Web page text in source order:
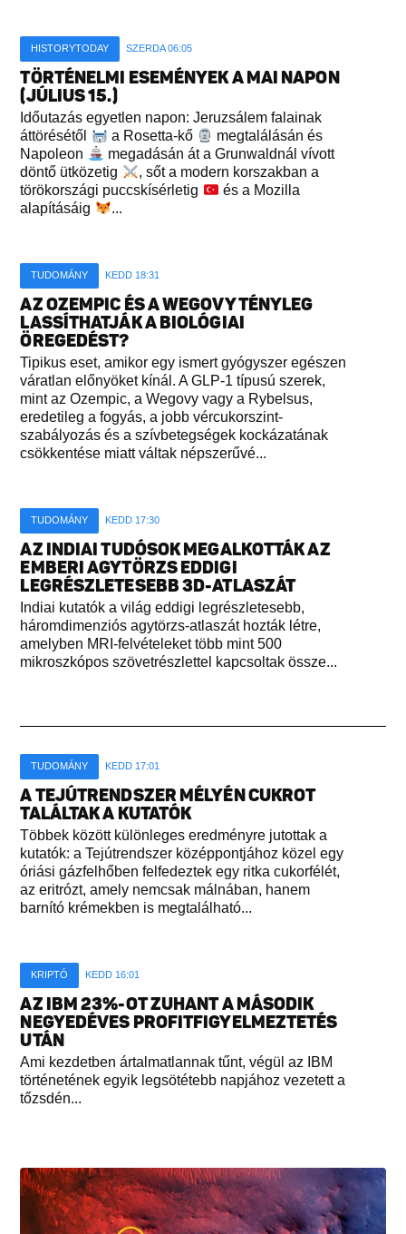
HISTORYTODAY SZERDA 06:05
TÖRTÉNELMI ESEMÉNYEK A MAI NAPON
(JÚLIUS 15.)
Időutazás egyetlen napon: Jeruzsálem falainak
áttörésétől
a Rosetta-kő
megtalálásán és
Napoleon
megadásán át a Grunwaldnál vívott
döntő ütközetig
, sőt a modern korszakban a
törökországi puccskísérletig
és a Mozilla
alapításáig
...
TUDOMÁNY KEDD 18:31
AZ OZEMPIC ÉS A WEGOVY TÉNYLEG
LASSÍTHATJÁK A BIOLÓGIAI
ÖREGEDÉST?
Tipikus eset, amikor egy ismert gyógyszer egészen
váratlan előnyöket kínál. A GLP-1 típusú szerek,
mint az Ozempic, a Wegovy vagy a Rybelsus,
eredetileg a fogyás, a jobb vércukorszint-
szabályozás és a szívbetegségek kockázatának
csökkentése miatt váltak népszerűvé...
TUDOMÁNY KEDD 17:30
AZ INDIAI TUDÓSOK MEGALKOTTÁK AZ
EMBERI AGYTÖRZS EDDIGI
LEGRÉSZLETESEBB 3D-ATLASZÁT
Indiai kutatók a világ eddigi legrészletesebb,
háromdimenziós agytörzs-atlaszát hozták létre,
amelyben MRI-felvételeket több mint 500
mikroszkópos szövetrészlettel kapcsoltak össze...
TUDOMÁNY KEDD 17:01
A TEJÚTRENDSZER MÉLYÉN CUKROT
TALÁLTAK A KUTATÓK
Többek között különleges eredményre jutottak a
kutatók: a Tejútrendszer középpontjához közel egy
óriási gázfelhőben felfedeztek egy ritka cukorfélét,
az eritrózt, amely nemcsak málnában, hanem
barnító krémekben is megtalálható...
KRIPTÓ KEDD 16:01
AZ IBM 23%-OT ZUHANT A MÁSODIK
NEGYEDÉVES PROFITFIGYELMEZTETÉS
UTÁN
Ami kezdetben ártalmatlannak tűnt, végül az IBM
történetének egyik legsötétebb napjához vezetett a
tőzsdén...